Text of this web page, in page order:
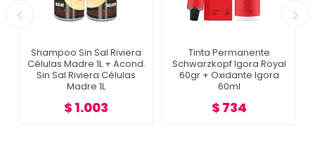
Shampoo Sin Sal Riviera
Células Madre 1L + Acond.
Sin Sal Riviera Células
Madre 1L
$ 1.003
Tinta Permanente
Schwarzkopf Igora Royal
60gr + Oxidante Igora
60ml
$ 734